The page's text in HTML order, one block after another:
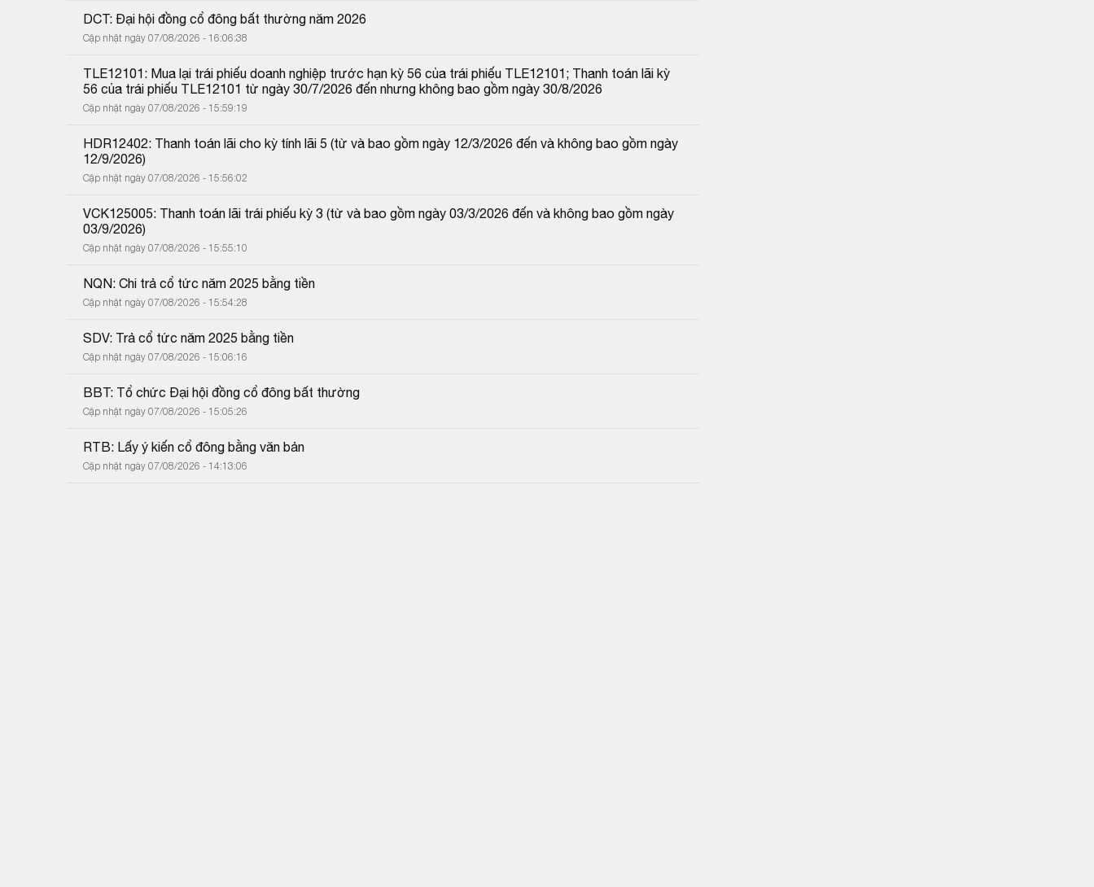
DCT: Đại hội đồng cổ đông bất thường năm 2026
Cập nhật ngày 07/08/2026 - 16:06:38
TLE12101: Mua lại trái phiếu doanh nghiệp trước hạn kỳ 56 của trái phiếu TLE12101; Thanh toán lãi kỳ
56 của trái phiếu TLE12101 từ ngày 30/7/2026 đến nhưng không bao gồm ngày 30/8/2026
Cập nhật ngày 07/08/2026 - 15:59:19
HDR12402: Thanh toán lãi cho kỳ tính lãi 5 (từ và bao gồm ngày 12/3/2026 đến và không bao gồm ngày
12/9/2026)
Cập nhật ngày 07/08/2026 - 15:56:02
VCK125005: Thanh toán lãi trái phiếu kỳ 3 (từ và bao gồm ngày 03/3/2026 đến và không bao gồm ngày
03/9/2026)
Cập nhật ngày 07/08/2026 - 15:55:10
NQN: Chi trả cổ tức năm 2025 bằng tiền
Cập nhật ngày 07/08/2026 - 15:54:28
SDV: Trả cổ tức năm 2025 bằng tiền
Cập nhật ngày 07/08/2026 - 15:06:16
BBT: Tổ chức Đại hội đồng cổ đông bất thường
Cập nhật ngày 07/08/2026 - 15:05:26
RTB: Lấy ý kiến cổ đông bằng văn bản
Cập nhật ngày 07/08/2026 - 14:13:06